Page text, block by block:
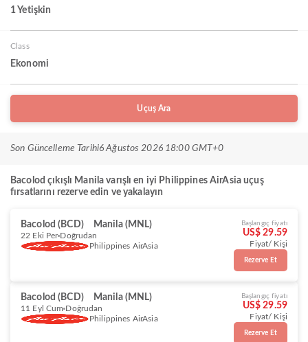
1 Yetişkin
Class
Ekonomi
Uçuş Ara
Son Güncelleme Tarihi6 Ağustos 2026 18:00 GMT+0
Bacolod çıkışlı Manila varışlı en iyi Philippines AirAsia uçuş
fırsatlarını rezerve edin ve yakalayın
Bacolod (BCD) Manila (MNL)
22 Eki Per Doğrudan
Philippines AirAsia
Başlangıç fiyatı
US$ 29.59
Fiyat/ Kişi
Rezerve Et
Bacolod (BCD) Manila (MNL)
11 Eyl Cum Doğrudan
Philippines AirAsia
Başlangıç fiyatı
US$ 29.59
Fiyat/ Kişi
Rezerve Et